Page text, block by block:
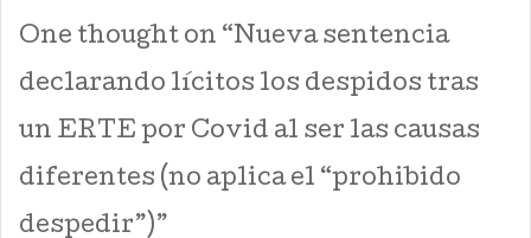
One thought on “Nueva sentencia
declarando lícitos los despidos tras
un ERTE por Covid al ser las causas
diferentes (no aplica el “prohibido
despedir”)”